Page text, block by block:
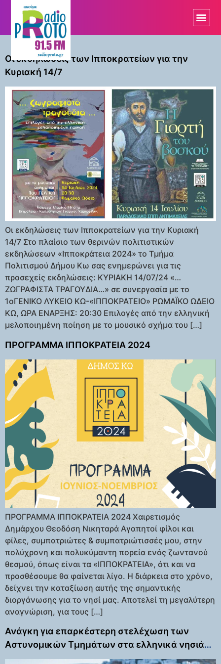
περιεχόμενο
Ημέρα:
2024
Οι εκδηλώσεις των Ιπποκρατείων για την
Κυριακή 14/7
Οι εκδηλώσεις των Ιπποκρατείων για την Κυριακή
14/7 Στο πλαίσιο των θερινών πολιτιστικών
εκδηλώσεων «Ιπποκράτεια 2024» το Τμήμα
Πολιτισμού Δήμου Κω σας ενημερώνει για τις
προσεχείς εκδηλώσεις: ΚΥΡΙΑΚΗ 14/07/24 «…
ΖΩΓΡΑΦΙΣΤΑ ΤΡΑΓΟΥΔΙΑ…» σε συνεργασία με το
1οΓΕΝΙΚΟ ΛΥΚΕΙΟ ΚΩ-«ΙΠΠΟΚΡΑΤΕΙΟ» ΡΩΜΑΪΚΟ ΩΔΕΙΟ
ΚΩ, ΩΡΑ ΕΝΑΡΞΗΣ: 20:30 Επιλογές από την ελληνική
μελοποιημένη ποίηση με το μουσικό σχήμα του […]
ΠΡΟΓΡΑΜΜΑ ΙΠΠΟΚΡΑΤΕΙΑ 2024
ΠΡΟΓΡΑΜΜΑ ΙΠΠΟΚΡΑΤΕΙΑ 2024 Χαιρετισμός
Δημάρχου Θεοδόση Νικηταρά Αγαπητοί φίλοι και
φίλες, συμπατριώτες & συμπατριώτισσές μου, στην
πολύχρονη και πολυκύμαντη πορεία ενός ζωντανού
θεσμού, όπως είναι τα «ΙΠΠΟΚΡΑΤΕΙΑ», ότι και να
προσθέσουμε θα φαίνεται λίγο. Η διάρκεια στο χρόνο,
δείχνει την καταξίωση αυτής της σημαντικής
διοργάνωσης για το νησί μας. Αποτελεί τη μεγαλύτερη
αναγνώριση, για τους […]
Ανάγκη για επαρκέστερη στελέχωση των
Αστυνομικών Τμημάτων στα ελληνικά νησιά
που αποτελούν διακεκριμένους τουριστικούς